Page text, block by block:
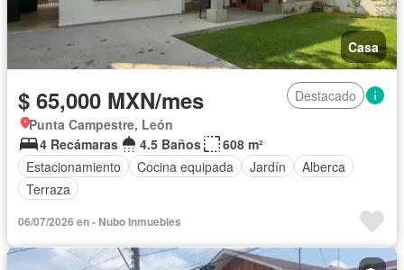
Casa
$ 65,000 MXN/mes
Destacado
Punta Campestre, León
4 Recámaras
4.5 Baños
608 m²
Estacionamiento
Cocina equipada Jardín
Alberca
Terraza
06/07/2026 en - Nubo Inmuebles